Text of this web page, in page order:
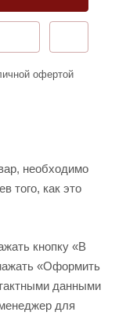
офертой
необходимо
того, как это
кнопку «В
«Оформить
данными
для